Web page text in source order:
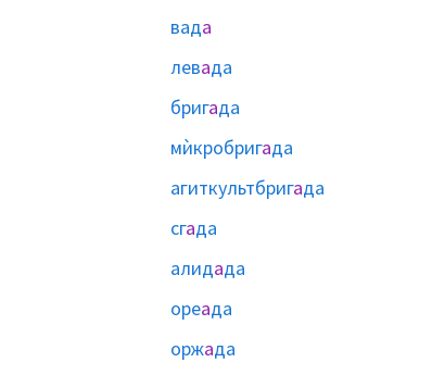
вада
левада
бригада
мѝкробригада
агиткультбригада
сгада
алидада
ореада
оржада